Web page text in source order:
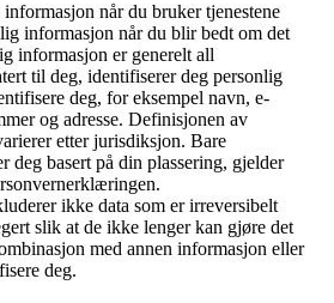
når du bruker tjenestene
informasjon når du blir bedt om det
informasjon er generelt all
til deg, identifiserer deg personlig
deg, for eksempel navn, e-
og adresse. Definisjonen av
etter jurisdiksjon. Bare
deg basert på din plassering, gjelder
ikke data som er irreversibelt
slik at de ikke lenger kan gjøre det
med annen informasjon eller
deg.